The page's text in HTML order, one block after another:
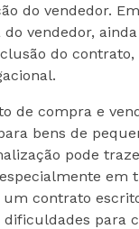
do vendedor.
vendedor,
do
de compra e
bens de
pode
em
um contrato
para